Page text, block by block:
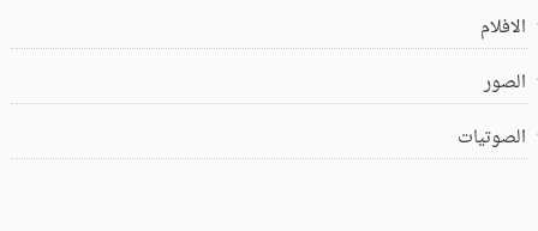
الافلام
الصور
الصوتيات